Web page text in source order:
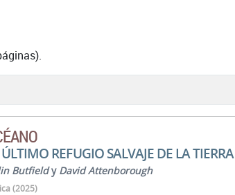
REFUGIO SALVAJE DE LA TIERRA
Butfieldy David Attenborough
(2025)